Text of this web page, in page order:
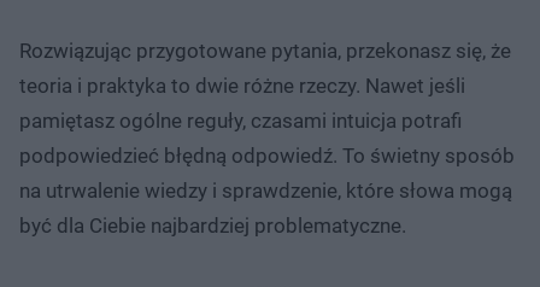
Rozwiązując przygotowane pytania, przekonasz się, że
teoria i praktyka to dwie różne rzeczy. Nawet jeśli
pamiętasz ogólne reguły, czasami intuicja potrafi
podpowiedzieć błędną odpowiedź. To świetny sposób
na utrwalenie wiedzy i sprawdzenie, które słowa mogą
być dla Ciebie najbardziej problematyczne.